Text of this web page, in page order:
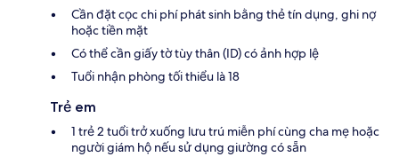
Cần đặt cọc chi phí phát sinh bằng thẻ tín dụng, ghi nợ
hoặc tiền mặt
Có thể cần giấy tờ tùy thân (ID) có ảnh hợp lệ
Tuổi nhận phòng tối thiểu là 18
Trẻ em
1 trẻ 2 tuổi trở xuống lưu trú miễn phí cùng cha mẹ hoặc
người giám hộ nếu sử dụng giường có sẵn